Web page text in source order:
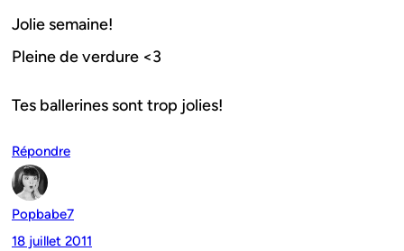
Jolie semaine!
Pleine de verdure <3
Tes ballerines sont trop jolies!
Répondre
Popbabe7
18 juillet 2011